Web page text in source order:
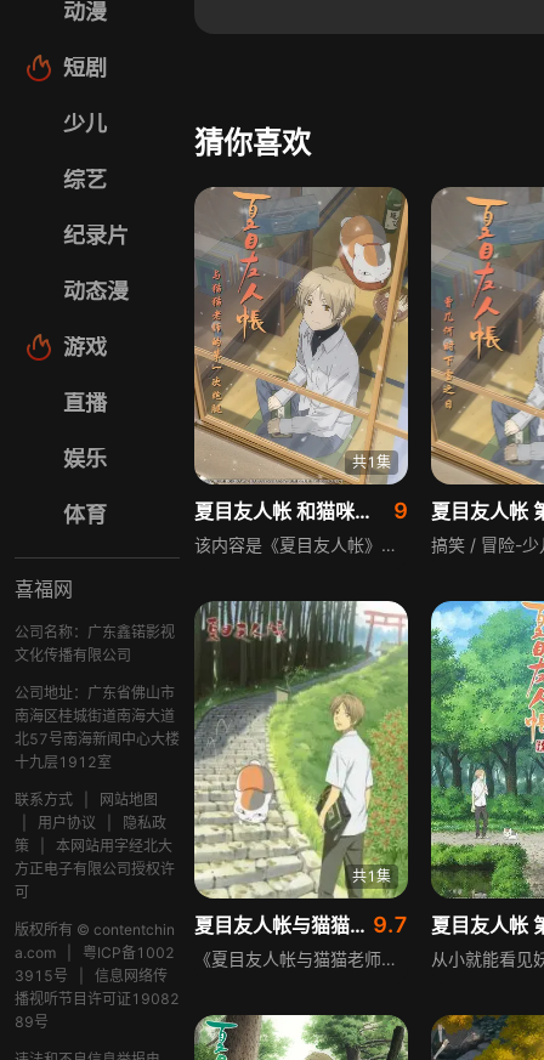
动漫
短剧
少儿
综艺
纪录片
动态漫
游戏
直播
娱乐
体育
喜福网
公司名称：广东鑫锘影视
文化传播有限公司
公司地址：广东省佛山市
南海区桂城街道南海大道
北57号南海新闻中心大楼
十九层1912室
联系方式
网站地图
用户协议
隐私政
策
本网站用字经北大
方正电子有限公司授权许
可
版权所有 © contentchin
a.com
粤ICP备1002
3915号
信息网络传
播视听节目许可证19082
89号
猜你喜欢
共1集
夏目友人帐 和猫咪老师的第一次跑腿 9
该内容是《夏目友人帐》的衍生故事，围绕悠闲散步的猫咪老师展开，讲述它偶遇迷路的双胞胎兄妹后发生的故事，延续了系列温暖治愈的风格，带来温馨有趣的日常情节。
共1集
夏目友人帐与猫猫老师的第一次跑腿 9.7
《夏目友人帐与猫猫老师的第一次跑腿》围绕正在悠闲散步中的猫咪老师展开，猫咪老师突然偶遇迷路的双胞胎兄妹，由此发生了相关的故事。
夏目友人帐